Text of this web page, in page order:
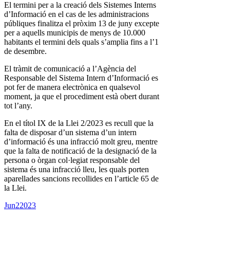
El termini per a la creació dels Sistemes Interns
d’Informació en el cas de les administracions
públiques finalitza el pròxim 13 de juny excepte
per a aquells municipis de menys de 10.000
habitants el termini dels quals s’amplia fins a l’1
de desembre.
El tràmit de comunicació a l’Agència del
Responsable del Sistema Intern d’Informació es
pot fer de manera electrònica en qualsevol
moment, ja que el procediment està obert durant
tot l’any.
En el títol IX de la Llei 2/2023 es recull que la
falta de disposar d’un sistema d’un intern
d’informació és una infracció molt greu, mentre
que la falta de notificació de la designació de la
persona o òrgan col·legiat responsable del
sistema és una infracció lleu, les quals porten
aparellades sancions recollides en l’article 65 de
la Llei.
Jun22023